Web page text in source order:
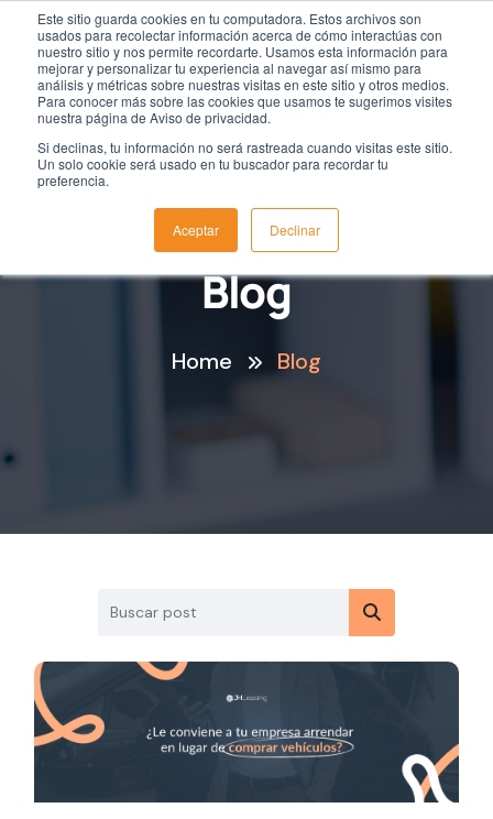
Este sitio guarda cookies en tu computadora. Estos archivos son
usados para recolectar información acerca de cómo interactúas con
nuestro sitio y nos permite recordarte. Usamos esta información para
mejorar y personalizar tu experiencia al navegar así mismo para
análisis y métricas sobre nuestras visitas en este sitio y otros medios.
Para conocer más sobre las cookies que usamos te sugerimos visites
nuestra página de Aviso de privacidad.
Si declinas, tu información no será rastreada cuando visitas este sitio.
Un solo cookie será usado en tu buscador para recordar tu
preferencia.
Aceptar Declinar
Blog
Home Blog